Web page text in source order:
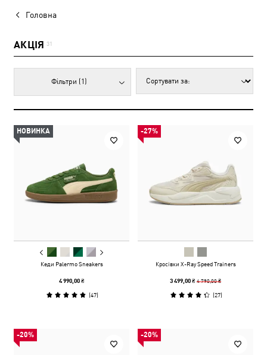
Головна
АКЦІЯ 31
Фільтри (1)
НОВИНКА
Кеди Palermo Sneakers
4 990,00 ₴
(47)
-27%
Кросівки X-Ray Speed Trainers
3 499,00 ₴4 790,00 ₴
(27)
-20% -20%